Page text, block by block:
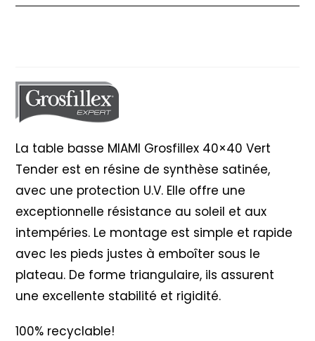
Table
40x40
Vert
Tender
La table basse MIAMI Grosfillex 40×40 Vert
Tender est en résine de synthèse satinée,
avec une protection U.V. Elle offre une
exceptionnelle résistance au soleil et aux
intempéries. Le montage est simple et rapide
avec les pieds justes à emboîter sous le
plateau. De forme triangulaire, ils assurent
une excellente stabilité et rigidité.
100% recyclable!